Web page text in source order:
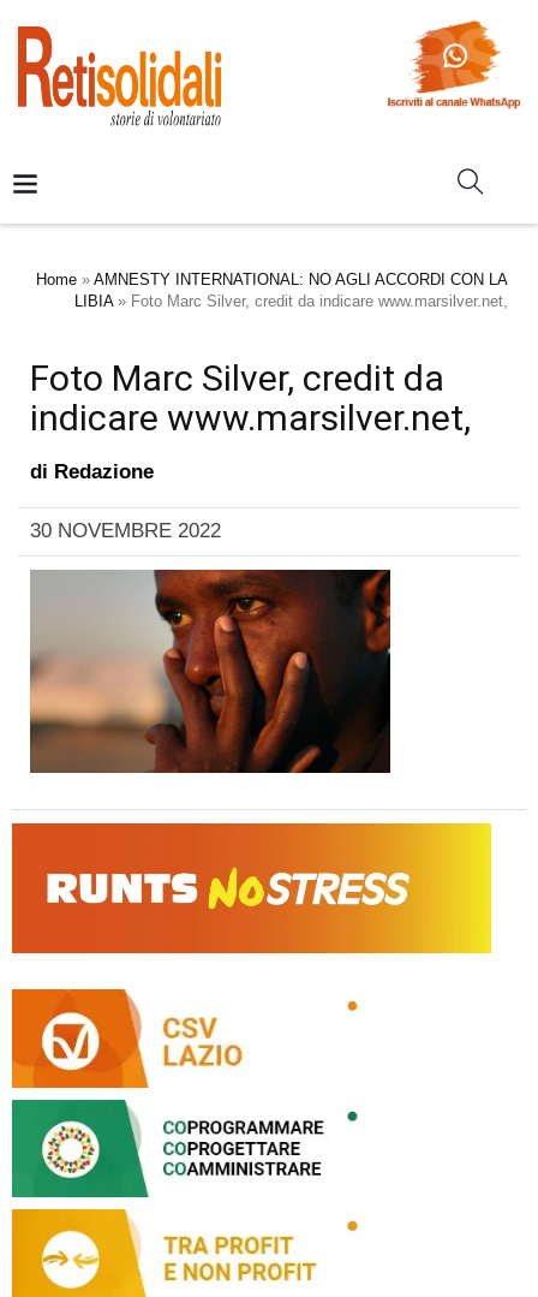
Home » AMNESTY INTERNATIONAL: NO AGLI ACCORDI CON LA
LIBIA» Foto Marc Silver, credit da indicare www.marsilver.net,
Foto Marc Silver, credit da
indicare www.marsilver.net,
di Redazione
30 NOVEMBRE 2022